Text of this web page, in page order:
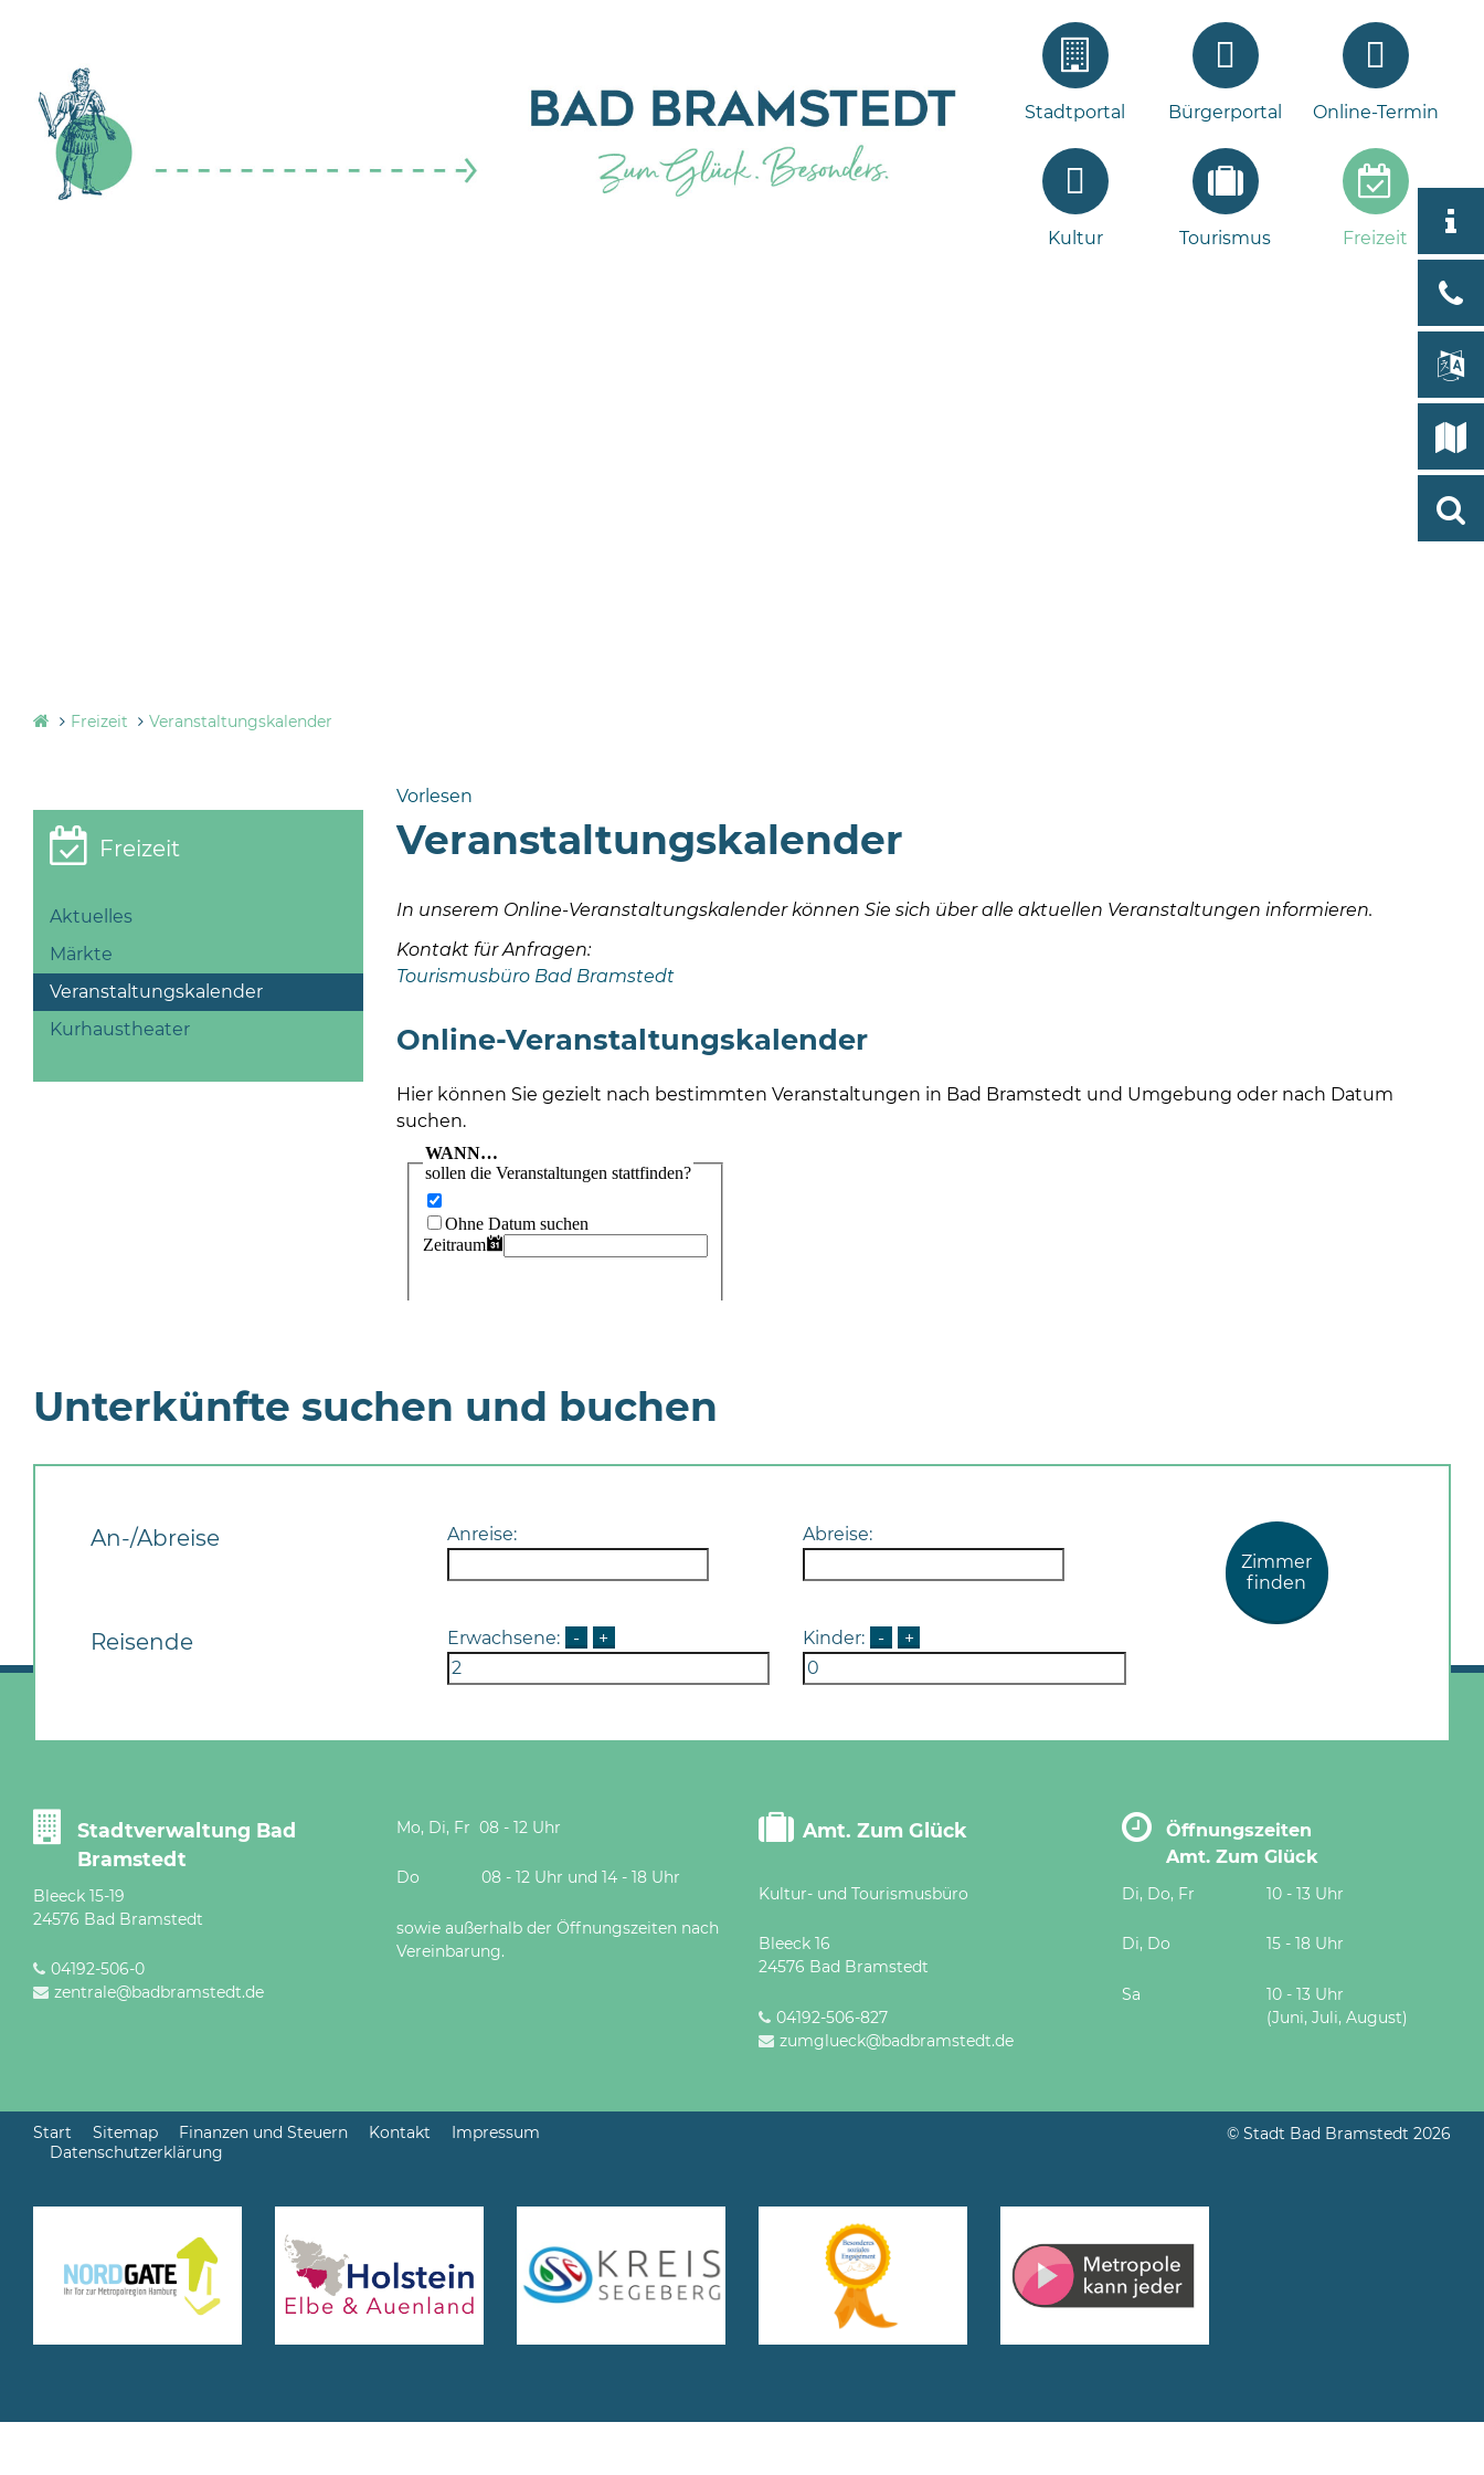
Stadtportal Bürgerportal Online-Termin
Kultur Tourismus Freizeit
Bleeck
19
Freizeit Veranstaltungskalender
Vorlesen
Freizeit
Aktuelles
Märkte
Veranstaltungskalender
Kurhaustheater
Veranstaltungskalender
In unserem Online-Veranstaltungskalender können Sie sich über alle aktuellen Veranstaltungen informieren.
Kontakt für Anfragen:
Tourismusbüro Bad Bramstedt
Online-Veranstaltungskalender
Hier können Sie gezielt nach bestimmten Veranstaltungen in Bad Bramstedt und Umgebung oder nach Datum
suchen.
Unterkünfte suchen und buchen
An-/Abreise Anreise: Abreise:
Reisende Erwachsene: - + Kinder: - +
Zimmer
finden
Stadtverwaltung Bad
Bramstedt
Bleeck 15-19
24576 Bad Bramstedt
04192-506-0
zentrale@badbramstedt.de
Mo, Di, Fr 08 - 12 Uhr
Do 08 - 12 Uhr und 14 - 18 Uhr
sowie außerhalb der Öffnungszeiten nach
Vereinbarung.
Amt. Zum Glück
Kultur- und Tourismusbüro
Bleeck 16
24576 Bad Bramstedt
04192-506-827
zumglueck@badbramstedt.de
Öffnungszeiten
Amt. Zum Glück
Di, Do, Fr 10 - 13 Uhr
Di, Do 15 - 18 Uhr
Sa
10 - 13 Uhr
(Juni, Juli, August)
Start Sitemap Finanzen und Steuern Kontakt
Impressum
Datenschutzerklärung
© Stadt Bad Bramstedt 2026